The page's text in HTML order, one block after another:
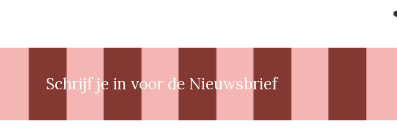
Schrijf je in voor de Nieuwsbrief